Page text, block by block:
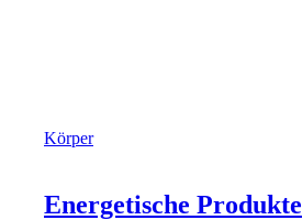
Körper
Energetische Produkte